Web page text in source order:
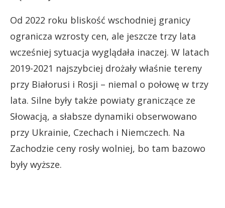
Od 2022 roku bliskość wschodniej granicy
ogranicza wzrosty cen, ale jeszcze trzy lata
wcześniej sytuacja wyglądała inaczej. W latach
2019-2021 najszybciej drożały właśnie tereny
przy Białorusi i Rosji – niemal o połowę w trzy
lata. Silne były także powiaty graniczące ze
Słowacją, a słabsze dynamiki obserwowano
przy Ukrainie, Czechach i Niemczech. Na
Zachodzie ceny rosły wolniej, bo tam bazowo
były wyższe.